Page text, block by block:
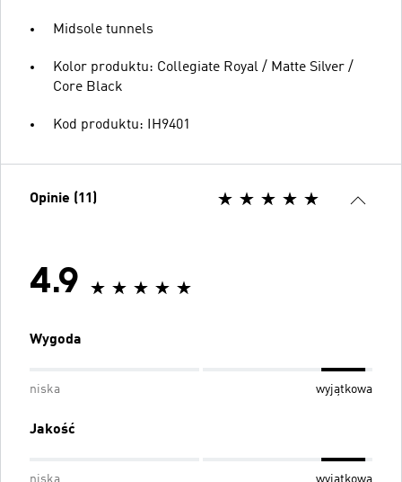
Midsole tunnels
Kolor produktu: Collegiate Royal / Matte Silver /
Core Black
Kod produktu: IH9401
Opinie (11)
4.9
Wygoda
niska wyjątkowa
Jakość
niska wyjątkowa